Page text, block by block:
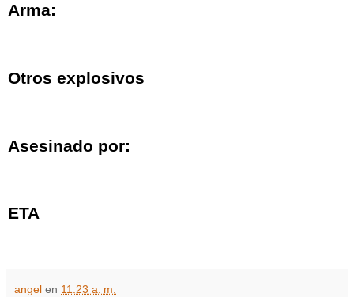
Arma:
Otros explosivos
Asesinado por:
ETA
angel en 11:23 a. m.